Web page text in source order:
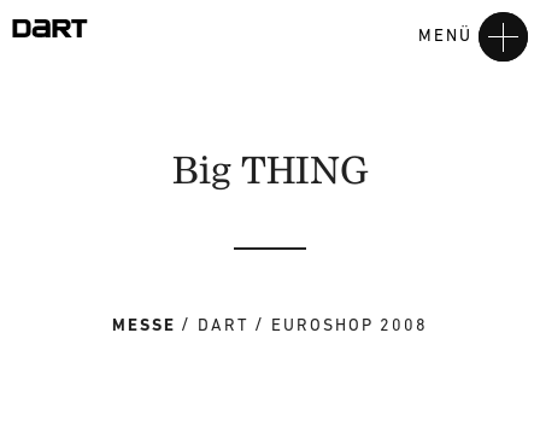
MENÜ
Big THING
MESSE DART EUROSHOP 2008